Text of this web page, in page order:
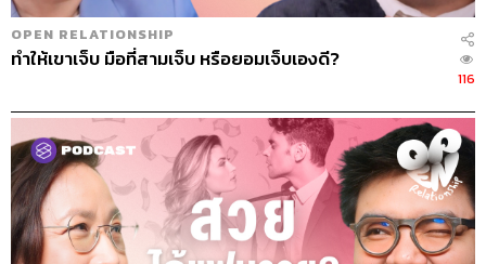
OPEN RELATIONSHIP
ทำให้เขาเจ็บ มือที่สามเจ็บ หรือยอมเจ็บเองดี?
116